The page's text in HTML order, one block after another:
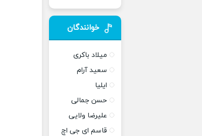
خوانندگان
میلاد باکری
سعید آرام
ایلیا
حسن جمالی
علیرضا ولایی
قاسم ای جی اچ